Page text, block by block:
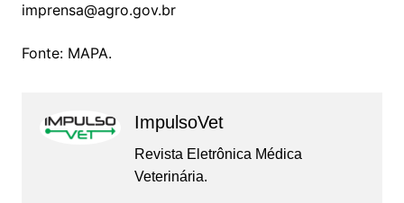
imprensa@agro.gov.br
Fonte: MAPA.
ImpulsoVet
Revista Eletrônica Médica
Veterinária.